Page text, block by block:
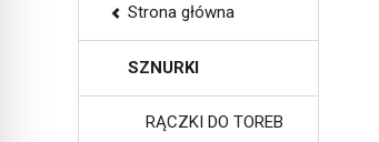
Strona główna
SZNURKI
RĄCZKI DO TOREB